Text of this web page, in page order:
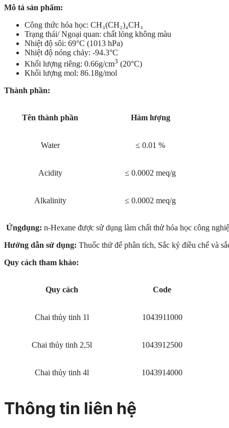
Mô tả sản phẩm:
Công thức hóa học: CH₃(CH₂)₄CH₃
Trạng thái/ Ngoại quan: chất lỏng không màu
Nhiệt độ sôi: 69°C (1013 hPa)
Nhiệt độ nóng chảy: -94.3°C
Khối lượng riêng: 0.66g/cm3 (20°C)
Khối lượng mol: 86.18g/mol
Thành phần:
Tên thành phần Hàm lượng
Water ≤ 0.01 %
Acidity ≤ 0.0002 meq/g
Alkalinity ≤ 0.0002 meq/g
Ứngdụng: n-Hexane được sử dụng làm chất thử hóa học công
Hướng dẫn sử dụng: Thuốc thử để phân tích, Sắc ký điều chế và
Quy cách tham khảo:
Quy cách Code
Chai thủy tinh 1l 1043911000
Chai thủy tinh 2,5l 1043912500
Chai thủy tinh 4l 1043914000
Thông tin liên hệ